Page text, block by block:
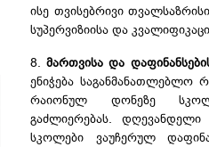
ისე თვისებრივი
სუპერვიზიისა და
8. მართვისა და
ენიჭება საგანმანათლებლო
რაიონულ დონეზე
გაძლიერებას.
სკოლები ვაუჩერულ